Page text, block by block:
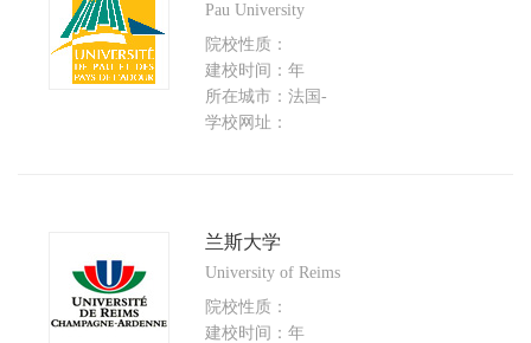
Pau University
院校性质：
建校时间：年
所在城市：法国-
学校网址：
兰斯大学
University of Reims
院校性质：
建校时间：年